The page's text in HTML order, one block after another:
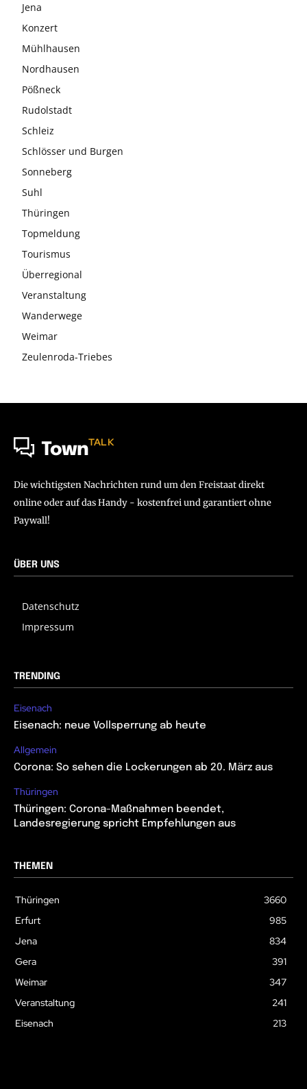
Jena
Konzert
Mühlhausen
Nordhausen
Pößneck
Rudolstadt
Schleiz
Schlösser und Burgen
Sonneberg
Suhl
Thüringen
Topmeldung
Tourismus
Überregional
Veranstaltung
Wanderwege
Weimar
Zeulenroda-Triebes
TownTALK
Die wichtigsten Nachrichten rund um den Freistaat direkt
online oder auf das Handy - kostenfrei und garantiert ohne
Paywall!
ÜBER UNS
Datenschutz
Impressum
TRENDING
Eisenach
Eisenach: neue Vollsperrung ab heute
Allgemein
Corona: So sehen die Lockerungen ab 20. März aus
Thüringen
Thüringen: Corona-Maßnahmen beendet,
Landesregierung spricht Empfehlungen aus
THEMEN
Thüringen
3660
Erfurt
985
Jena
834
Gera
391
Weimar
347
Veranstaltung
241
Eisenach
213